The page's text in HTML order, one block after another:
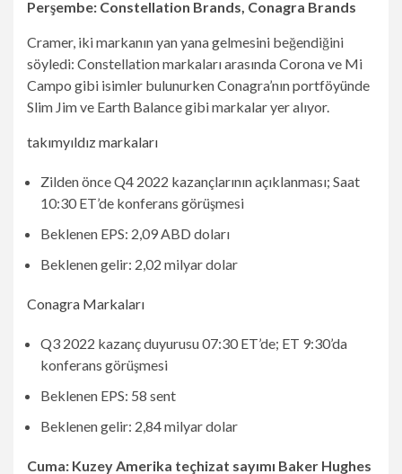
Perşembe: Constellation Brands, Conagra Brands
Cramer, iki markanın yan yana gelmesini beğendiğini
söyledi: Constellation markaları arasında Corona ve Mi
Campo gibi isimler bulunurken Conagra’nın portföyünde
Slim Jim ve Earth Balance gibi markalar yer alıyor.
takımyıldız markaları
Zilden önce Q4 2022 kazançlarının açıklanması; Saat
10:30 ET’de konferans görüşmesi
Beklenen EPS: 2,09 ABD doları
Beklenen gelir: 2,02 milyar dolar
Conagra Markaları
Q3 2022 kazanç duyurusu 07:30 ET’de; ET 9:30’da
konferans görüşmesi
Beklenen EPS: 58 sent
Beklenen gelir: 2,84 milyar dolar
Cuma: Kuzey Amerika teçhizat sayımı Baker Hughes